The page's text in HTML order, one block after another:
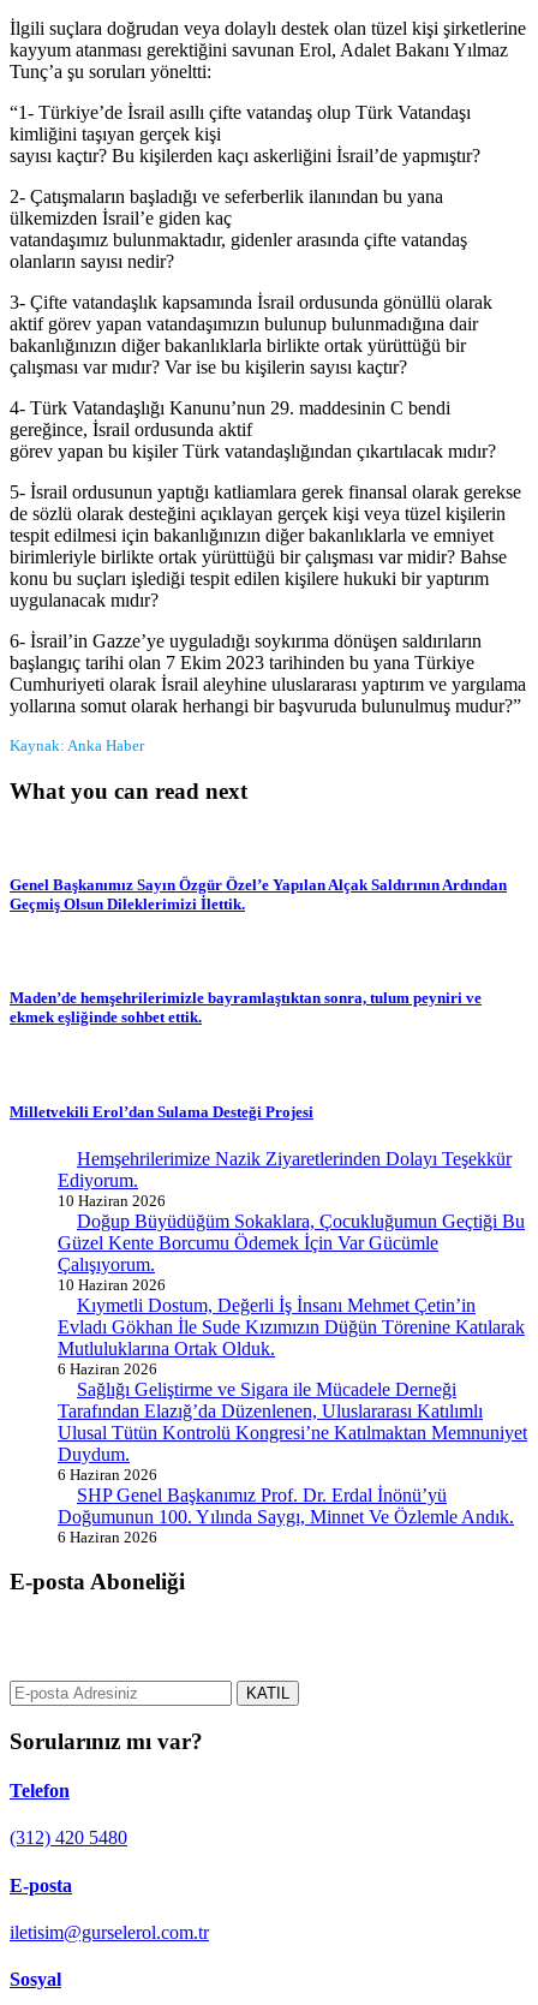
İlgili suçlara doğrudan veya dolaylı destek olan tüzel kişi şirketlerine
kayyum atanması gerektiğini savunan Erol, Adalet Bakanı Yılmaz
Tunç’a şu soruları yöneltti:
“1- Türkiye’de İsrail asıllı çifte vatandaş olup Türk Vatandaşı
kimliğini taşıyan gerçek kişi
sayısı kaçtır? Bu kişilerden kaçı askerliğini İsrail’de yapmıştır?
2- Çatışmaların başladığı ve seferberlik ilanından bu yana
ülkemizden İsrail’e giden kaç
vatandaşımız bulunmaktadır, gidenler arasında çifte vatandaş
olanların sayısı nedir?
3- Çifte vatandaşlık kapsamında İsrail ordusunda gönüllü olarak
aktif görev yapan vatandaşımızın bulunup bulunmadığına dair
bakanlığınızın diğer bakanlıklarla birlikte ortak yürüttüğü bir
çalışması var mıdır? Var ise bu kişilerin sayısı kaçtır?
4- Türk Vatandaşlığı Kanunu’nun 29. maddesinin C bendi
gereğince, İsrail ordusunda aktif
görev yapan bu kişiler Türk vatandaşlığından çıkartılacak mıdır?
5- İsrail ordusunun yaptığı katliamlara gerek finansal olarak gerekse
de sözlü olarak desteğini açıklayan gerçek kişi veya tüzel kişilerin
tespit edilmesi için bakanlığınızın diğer bakanlıklarla ve emniyet
birimleriyle birlikte ortak yürüttüğü bir çalışması var midir? Bahse
konu bu suçları işlediği tespit edilen kişilere hukuki bir yaptırım
uygulanacak mıdır?
6- İsrail’in Gazze’ye uyguladığı soykırıma dönüşen saldırıların
başlangıç tarihi olan 7 Ekim 2023 tarihinden bu yana Türkiye
Cumhuriyeti olarak İsrail aleyhine uluslararası yaptırım ve yargılama
yollarına somut olarak herhangi bir başvuruda bulunulmuş mudur?”
Kaynak: Anka Haber
What you can read next
Genel Başkanımız Sayın Özgür Özel’e Yapılan Alçak Saldırının Ardından
Geçmiş Olsun Dileklerimizi İlettik.
Maden’de hemşehrilerimizle bayramlaştıktan sonra, tulum peyniri ve
ekmek eşliğinde sohbet ettik.
Milletvekili Erol’dan Sulama Desteği Projesi
Hemşehrilerimize Nazik Ziyaretlerinden Dolayı Teşekkür
Ediyorum.
10 Haziran 2026
Doğup Büyüdüğüm Sokaklara, Çocukluğumun Geçtiği Bu
Güzel Kente Borcumu Ödemek İçin Var Gücümle
Çalışıyorum.
10 Haziran 2026
Kıymetli Dostum, Değerli İş İnsanı Mehmet Çetin’in
Evladı Gökhan İle Sude Kızımızın Düğün Törenine Katılarak
Mutluluklarına Ortak Olduk.
6 Haziran 2026
Sağlığı Geliştirme ve Sigara ile Mücadele Derneği
Tarafından Elazığ’da Düzenlenen, Uluslararası Katılımlı
Ulusal Tütün Kontrolü Kongresi’ne Katılmaktan Memnuniyet
Duydum.
6 Haziran 2026
SHP Genel Başkanımız Prof. Dr. Erdal İnönü’yü
Doğumunun 100. Yılında Saygı, Minnet Ve Özlemle Andık.
6 Haziran 2026
E-posta Aboneliği
KATIL
Sorularınız mı var?
Telefon
(312) 420 5480
E-posta
iletisim@gurselerol.com.tr
Sosyal